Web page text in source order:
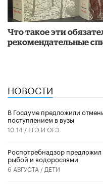
Что такое эти
рекомендательные
НОВОСТИ
В Госдуме предложили
поступлением в вузы
10:14 / ЕГЭ И ОГЭ
Роспотребнадзор
рыбой и водорослями
6 АВГУСТА / ДЕТИ